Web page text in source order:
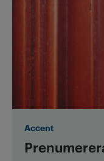
Accent